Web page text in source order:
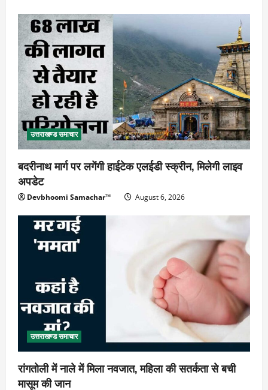
उत्तराखण्ड समाचार
बदरीनाथ मार्ग पर लगेंगी हाईटेक एलईडी स्क्रीन, मिलेगी लाइव
अपडेट
Devbhoomi Samachar™ August 6, 2026
उत्तराखण्ड समाचार
रांगतोली में नाले में मिला नवजात, महिला की सतर्कता से बची
मासूम की जान